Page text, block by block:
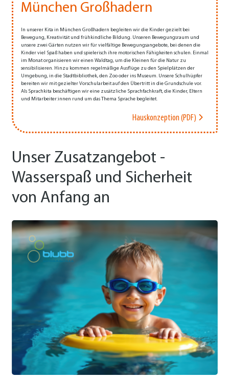
München Großhadern
In unserer Kita in München Großhadern begleiten wir die Kinder gezielt bei
Bewegung, Kreativität und frühkindliche Bildung. Unseren Bewegungsraum und
unsere zwei Gärten nutzen wir für vielfältige Bewegungsangebote, bei denen die
Kinder viel Spaß haben und spielerisch ihre motorischen Fähigkeiten schulen. Einmal
im Monat organisieren wir einen Waldtag, um die Kleinen für die Natur zu
sensibilisieren. Hinzu kommen regelmäßige Ausflüge zu den Spielplätzen der
Umgebung, in die Stadtbibliothek, den Zoo oder ins Museum. Unsere Schulhüpfer
bereiten wir mit gezielter Vorschularbeit auf den Übertritt in die Grundschule vor.
Als Sprachkita beschäftigen wir eine zusätzliche Sprachfachkraft, die Kinder, Eltern
und Mitarbeiter:innen rund um das Thema Sprache begleitet.
Hauskonzeption (PDF)
Unser Zusatzangebot -
Wasserspaß und Sicherheit
von Anfang an